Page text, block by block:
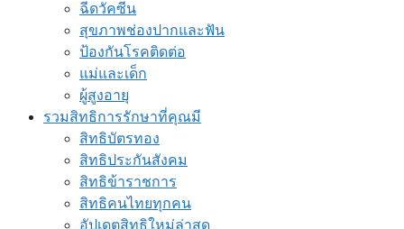
ฉีดวัคซีน
สุขภาพช่องปากและฟัน
ป้องกันโรคติดต่อ
แม่และเด็ก
ผู้สูงอายุ
รวมสิทธิการรักษาที่คุณมี
สิทธิบัตรทอง
สิทธิประกันสังคม
สิทธิข้าราชการ
สิทธิคนไทยทุกคน
อัปเดตสิทธิใหม่ล่าสุด